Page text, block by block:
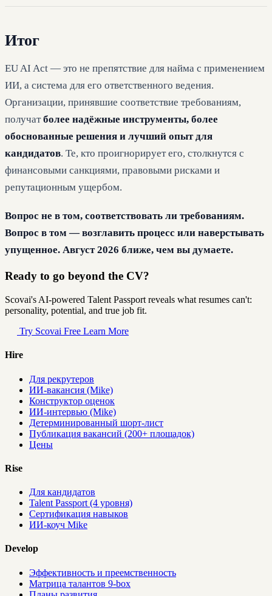
Итог
EU AI Act — это не препятствие для найма с применением
ИИ, а система для его ответственного ведения.
Организации, принявшие соответствие требованиям,
получатболее надёжные инструменты, более
обоснованные решения и лучший опыт для
кандидатов. Те, кто проигнорирует его, столкнутся с
финансовыми санкциями, правовыми рисками и
репутационным ущербом.
Вопрос не в том, соответствовать ли требованиям.
Вопрос в том — возглавить процесс или наверстывать
упущенное. Август 2026 ближе, чем вы думаете.
Ready to go beyond the CV?
Scovai's AI-powered Talent Passport reveals what resumes can't:
personality, potential, and true job fit.
Try Scovai Free Learn More
Hire
Для рекрутеров
ИИ-вакансия (Mike)
Конструктор оценок
ИИ-интервью (Mike)
Детерминированный шорт-лист
Публикация вакансий (200+ площадок)
Цены
Rise
Для кандидатов
Talent Passport (4 уровня)
Сертификация навыков
ИИ-коуч Mike
Develop
Эффективность и преемственность
Матрица талантов 9-box